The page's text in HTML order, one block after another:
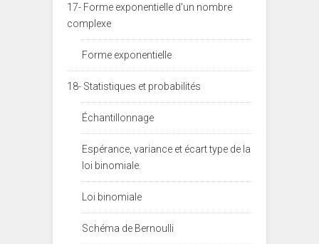
17- Forme exponentielle d'un nombre
complexe
Forme exponentielle
18- Statistiques et probabilités
Échantillonnage
Espérance, variance et écart type de la
loi binomiale.
Loi binomiale
Schéma de Bernoulli